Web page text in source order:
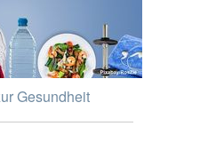
Gesundheit